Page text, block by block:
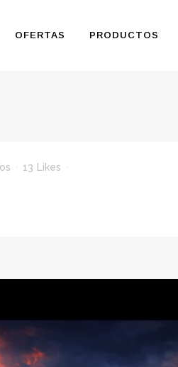
OFERTAS PRODUCTOS
13 Likes